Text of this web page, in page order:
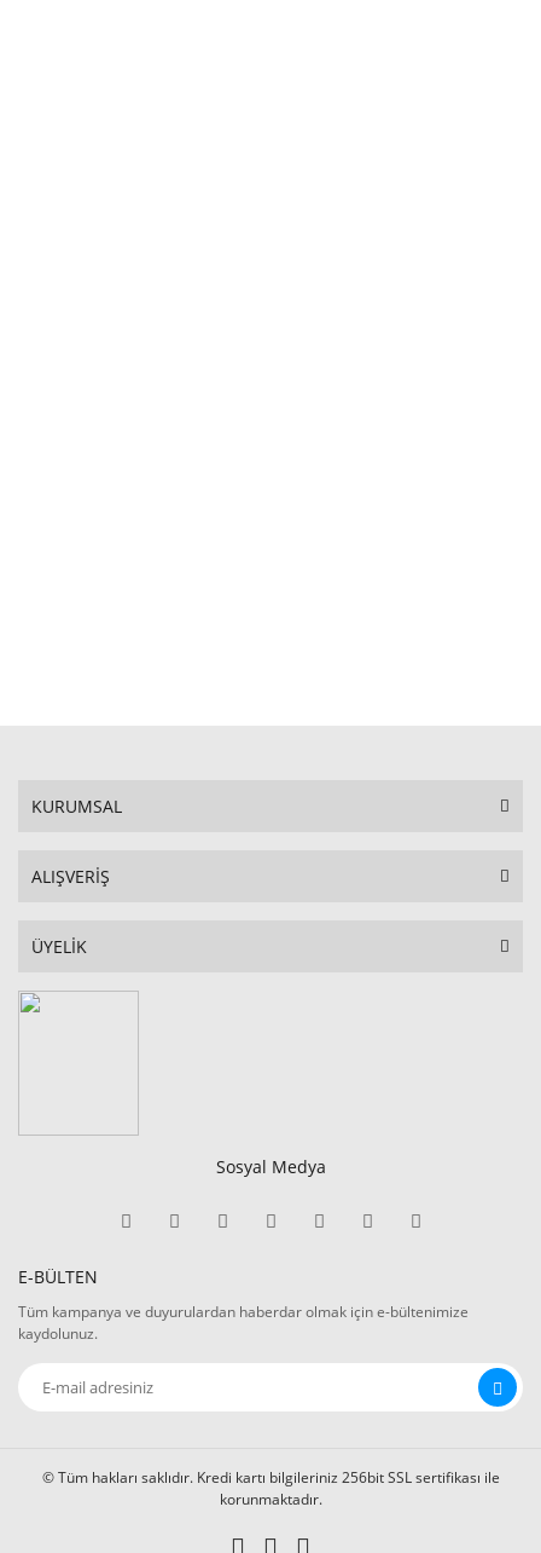
KURUMSAL
ALIŞVERİŞ
ÜYELİK
Sosyal Medya
E-BÜLTEN
Tüm kampanya ve duyurulardan haberdar olmak için e-bültenimize
kaydolunuz.
© Tüm hakları saklıdır. Kredi kartı bilgileriniz 256bit SSL sertifikası ile
korunmaktadır.